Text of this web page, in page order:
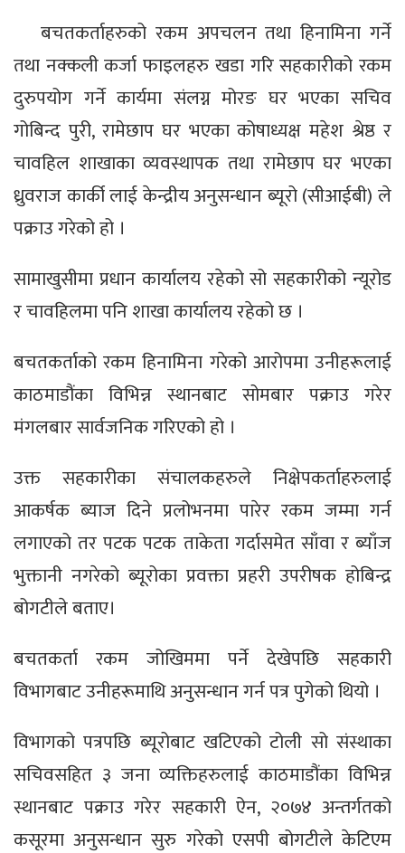
बचतकर्ताहरुको रकम अपचलन तथा हिनामिना गर्ने
तथा नक्कली कर्जा फाइलहरु खडा गरि सहकारीको रकम
दुरुपयोग गर्ने कार्यमा संलग्न मोरङ घर भएका सचिव
गोबिन्द पुरी, रामेछाप घर भएका कोषाध्यक्ष महेश श्रेष्ठ र
चावहिल शाखाका व्यवस्थापक तथा रामेछाप घर भएका
ध्रुवराज कार्की लाई केन्द्रीय अनुसन्धान ब्यूरो (सीआईबी) ले
पक्राउ गरेको हो ।
सामाखुसीमा प्रधान कार्यालय रहेको सो सहकारीको न्यूरोड
र चावहिलमा पनि शाखा कार्यालय रहेको छ ।
बचतकर्ताको रकम हिनामिना गरेको आरोपमा उनीहरूलाई
काठमाडौंका विभिन्न स्थानबाट सोमबार पक्राउ गरेर
मंगलबार सार्वजनिक गरिएको हो ।
उक्त सहकारीका संचालकहरुले निक्षेपकर्ताहरुलाई
आकर्षक ब्याज दिने प्रलोभनमा पारेर रकम जम्मा गर्न
लगाएको तर पटक पटक ताकेता गर्दासमेत साँवा र ब्याँज
भुक्तानी नगरेको ब्यूरोका प्रवक्ता प्रहरी उपरीषक होबिन्द्र
बोगटीले बताए।
बचतकर्ता रकम जोखिममा पर्ने देखेपछि सहकारी
विभागबाट उनीहरूमाथि अनुसन्धान गर्न पत्र पुगेको थियो ।
विभागको पत्रपछि ब्यूरोबाट खटिएको टोली सो संस्थाका
सचिवसहित ३ जना व्यक्तिहरुलाई काठमाडौंका विभिन्न
स्थानबाट पक्राउ गरेर सहकारी ऐन, २०७४ अन्तर्गतको
कसूरमा अनुसन्धान सुरु गरेको एसपी बोगटीले केटिएम